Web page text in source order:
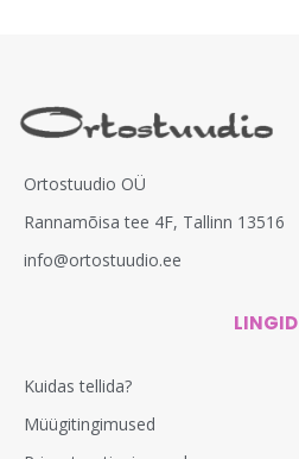
Ortostuudio OÜ
Rannamõisa tee 4F, Tallinn 13516
info@ortostuudio.ee
LINGID
Kuidas tellida?
Müügitingimused